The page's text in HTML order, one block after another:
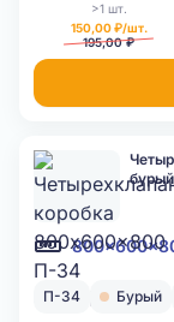
>1 шт.
150,00 ₽/шт.
195,00 ₽
бурый
П-34 Бурый